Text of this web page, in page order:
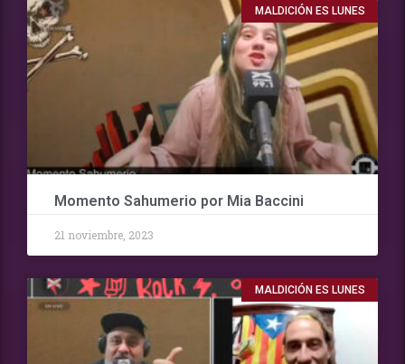
MALDICIÓN ES LUNES
Momento Sahumerio por Mia Baccini
21 noviembre, 2023
MALDICIÓN ES LUNES